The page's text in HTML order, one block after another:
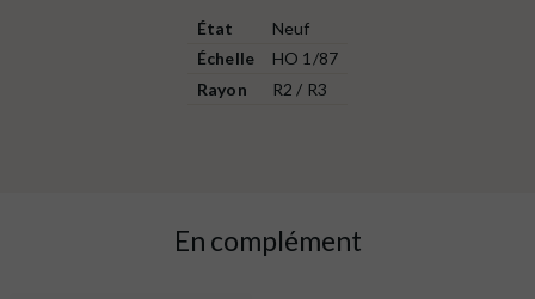
État
Neuf
Échelle
HO 1/87
Rayon
R2 / R3
En complément